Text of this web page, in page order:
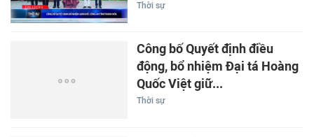
Thời sự
Công bố Quyết định điều
động, bổ nhiệm Đại tá Hoàng
Quốc Việt giữ...
Thời sự